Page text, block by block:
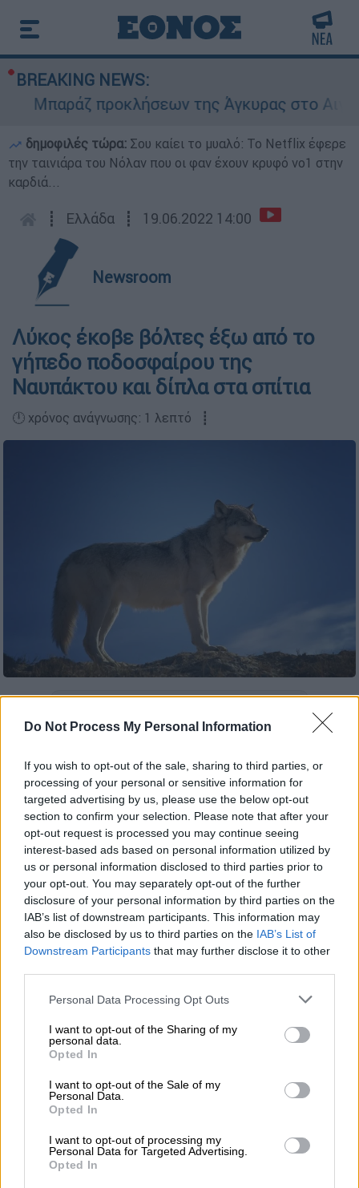
Do Not Process My Personal Information
If you wish to opt-out of the sale, sharing to third parties, or
processing of your personal or sensitive information for
targeted advertising by us, please use the below opt-out
section to confirm your selection. Please note that after your
opt-out request is processed you may continue seeing
interest-based ads based on personal information utilized by
us or personal information disclosed to third parties prior to
your opt-out. You may separately opt-out of the further
disclosure of your personal information by third parties on the
IAB’s list of downstream participants. This information may
also be disclosed by us to third parties on the IAB’s List of
Downstream Participants that may further disclose it to other
Please note that this website/app uses one or more Google
not limited to your visit or usage behaviour. You may click to
grant or deny consent to Google and its third-party tags to
use your data for below specified purposes in below Google
consent section.
Personal Data Processing Opt Outs
I want to opt-out of the Sharing of my
personal data.
Opted In
I want to opt-out of the Sale of my
Personal Data.
Opted In
I want to opt-out of processing my
Personal Data for Targeted Advertising.
Opted In
BREAKING NEWS:
Μπαράζ προκλήσεων της Άγκυρας στο Αιγαίο:
δημοφιλές τώρα: Σου καίει το μυαλό: Το Netflix έφερε
την ταινιάρα του Νόλαν που οι φαν έχουν κρυφό νο1 στην
καρδιά...
┋ Ελλάδα ┋ 19.06.2022 14:00
Newsroom
Λύκος έκοβε βόλτες έξω από το
γήπεδο ποδοσφαίρου της
Ναυπάκτου και δίπλα στα σπίτια
🕛 χρόνος ανάγνωσης: 1 λεπτό ┋
λύκουκατέγραψε τα ξημερώματα της
Κυριακής έναςκάτοικοςτηςΝαυπάκτου
Σύμφωνα με τοnafpaktianews.grκάτοικος
του οικισμού κοντά στο γήπεδο
ποδοσφαίρουκατέγραψε με το κινητό του
τηλέφωνο τον τεράστιοδρασκελισμότου
λύκου ο οποίος έτρεχε για νααπομακρυνθεί
μόλις αντιλήφθηκε τηνπαρουσία ανθρώπων
Ο λύκοςέκανε βόλτα μέσα στα σπίτια κοντά
στον ιερό ναό τουΑγίου Σπυρίδωνοςπου
βρίσκεται περίπου ένα χιλιόμετρο από το
Το βίντεο τράβηξε ο
όπως φαίνεται κατέβηκε σε κατοικημένη
περιοχή για να βρει τροφή, ωστόσο έχει
προκαλέσει ανησυχία στους κατοίκους της
περιοχής.